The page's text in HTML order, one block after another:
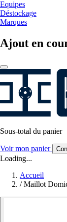
Equipes
Déstockage
Marques
Ajout en
Sous-total du panier
Voir mon panier
Loading...
Accueil
/ Maillot